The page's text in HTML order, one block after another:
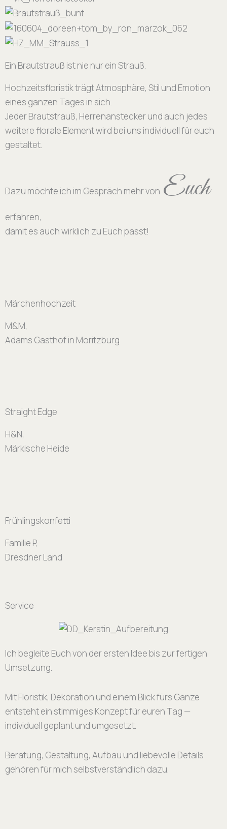
Ein Brautstrauß ist nie nur ein Strauß.
Hochzeitsfloristik trägt Atmosphäre, Stil und Emotion
eines ganzen Tages in sich.
Jeder Brautstrauß, Herrenanstecker und auch jedes
weitere florale Element wird bei uns individuell für euch
gestaltet.
Dazu möchte ich im Gespräch mehr von Euch
erfahren,
damit es auch wirklich zu Euch passt!
Märchenhochzeit
M&M,
Adams Gasthof in Moritzburg
Straight Edge
H&N,
Märkische Heide
Frühlingskonfetti
Familie P,
Dresdner Land
Service
Ich begleite Euch von der ersten Idee bis zur fertigen
Umsetzung.
Mit Floristik, Dekoration und einem Blick fürs Ganze
entsteht ein stimmiges Konzept für euren Tag —
individuell geplant und umgesetzt.
Beratung, Gestaltung, Aufbau und liebevolle Details
gehören für mich selbstverständlich dazu.